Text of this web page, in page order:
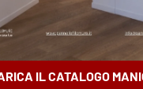
IL CATALOGO